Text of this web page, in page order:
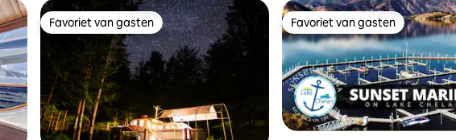
Favoriet van gasten
Favoriet van gasten Favoriet van gasten
Favoriet van gasten